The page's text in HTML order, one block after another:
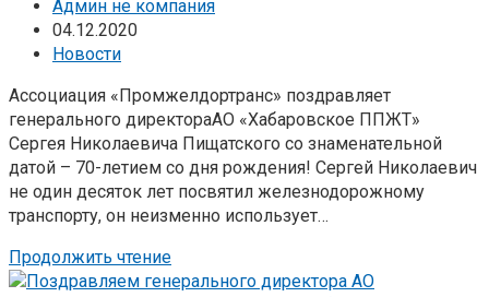
Админ не компания
04.12.2020
Новости
Ассоциация «Промжелдортранс» поздравляет
генерального директораАО «Хабаровское ППЖТ»
Сергея Николаевича Пищатского со знаменательной
датой – 70-летием со дня рождения! Сергей Николаевич
не один десяток лет посвятил железнодорожному
транспорту, он неизменно использует…
Продолжить чтение